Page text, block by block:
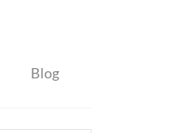
Blog